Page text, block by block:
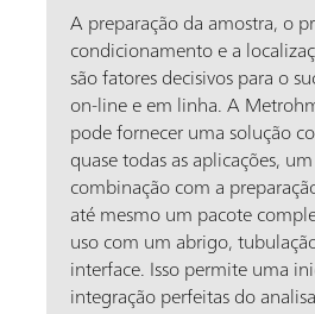
A preparação da amostra, o
condicionamento e a
são fatores decisivos para o
on-line e em linha. A
pode fornecer uma solução
quase todas as aplicações,
combinação com a
até mesmo um pacote
uso com um abrigo,
interface. Isso permite uma
integração perfeitas do